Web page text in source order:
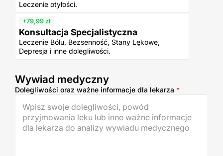
Leczenie otyłości.
+79,99 zł
Konsultacja Specjalistyczna
Leczenie Bólu, Bezsenność, Stany Lękowe,
Depresja i inne dolegliwości.
Wywiad medyczny
Wywiad medyczny
Dolegliwości oraz ważne informacje dla lekarza *